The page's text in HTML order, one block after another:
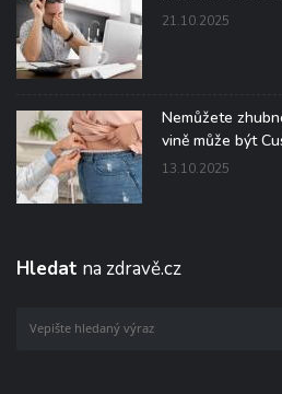
21.10.2025
Nemůžete
vině může být
13.10.2025
Hledat na zdravě.cz